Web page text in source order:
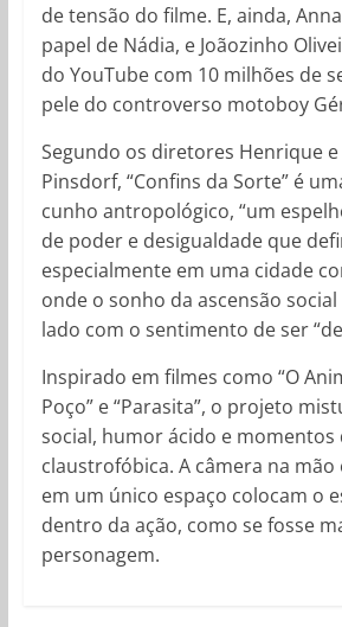
de tensão do filme. E, ainda,
papel de Nádia, e Joãozinho
do YouTube com 10 milhões de
pele do controverso motoboy
Segundo os diretores Henrique
Pinsdorf, “Confins da Sorte” é
cunho antropológico, “um
de poder e desigualdade que
especialmente em uma cidade
onde o sonho da ascensão
lado com o sentimento de ser
Inspirado em filmes como “O
Poço” e “Parasita”, o projeto
social, humor ácido e momentos
claustrofóbica. A câmera na mão
em um único espaço colocam o
dentro da ação, como se fosse
personagem.